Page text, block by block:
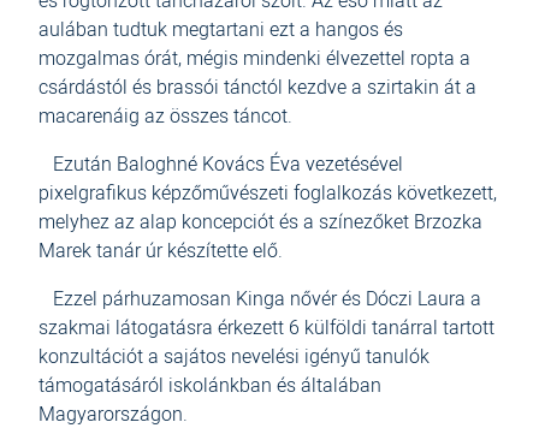
aulában tudtuk megtartani ezt a hangos és
mozgalmas órát, mégis mindenki élvezettel ropta a
csárdástól és brassói tánctól kezdve a szirtakin át a
macarenáig az összes táncot.
Ezután Baloghné Kovács Éva vezetésével
pixelgrafikus képzőművészeti foglalkozás következett,
melyhez az alap koncepciót és a színezőket Brzozka
Marek tanár úr készítette elő.
Ezzel párhuzamosan Kinga nővér és Dóczi Laura a
szakmai látogatásra érkezett 6 külföldi tanárral tartott
konzultációt a sajátos nevelési igényű tanulók
támogatásáról iskolánkban és általában
Magyarországon.